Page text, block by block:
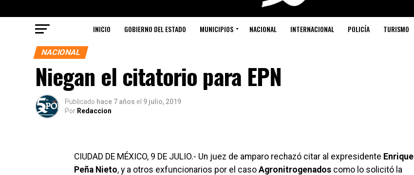
INICIO GOBIERNO DEL ESTADO MUNICIPIOS NACIONAL INTERNACIONAL POLICÍA TURISMO
NACIONAL
Niegan el citatorio para EPN
Publicado hace 7 años el 9 julio, 2019
Por Redaccion
CIUDAD DE MÉXICO, 9 DE JULIO.- Un juez de amparo rechazó citar al expresidente Enrique
Peña Nieto, y a otros exfuncionarios por el caso Agronitrogenados como lo solicitó la